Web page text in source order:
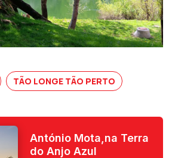
TÃO LONGE TÃO PERTO
António Mota,na Terra
do Anjo Azul